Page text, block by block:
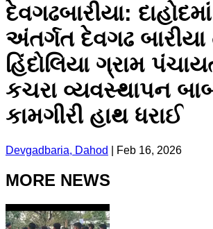
દેવગઢબારીયા:
અંતર્ગત દેવગઢ બારીયા
હિંદોલિયા ગ્રામ
કચરા વ્યવસ્થાપન
કામગીરી હાથ ધરાઈ
Devgadbaria, Dahod Feb 16, 2026
MORE NEWS